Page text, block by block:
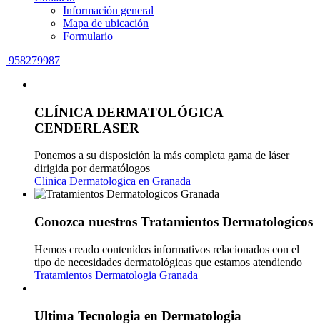
Información general
Mapa de ubicación
Formulario
958279987
CLÍNICA DERMATOLÓGICA
CENDERLASER
Ponemos a su disposición la más completa gama de láser
dirigida por dermatólogos
Clinica Dermatologica en Granada
Conozca nuestros Tratamientos Dermatologicos
Hemos creado contenidos informativos relacionados con el
tipo de necesidades dermatológicas que estamos atendiendo
Tratamientos Dermatologia Granada
Ultima Tecnologia en Dermatologia